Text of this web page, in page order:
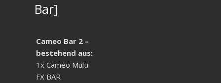
Bar]
Cameo Bar 2 –
bestehend aus:
1x Cameo Multi
FX BAR